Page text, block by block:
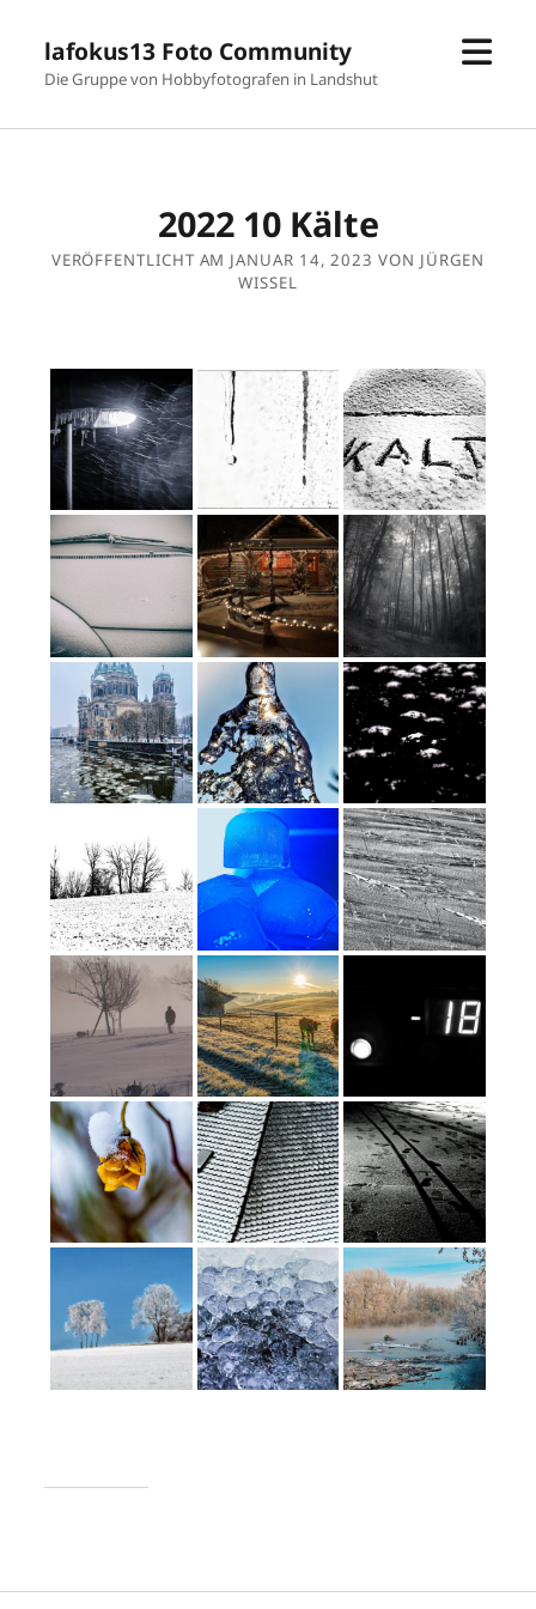
lafokus13 Foto Community
Die Gruppe von Hobbyfotografen in Landshut
2022 10 Kälte
VERÖFFENTLICHT AM JANUAR 14, 2023 VON JÜRGEN
WISSEL